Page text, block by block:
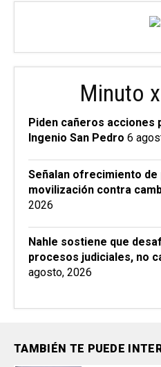
Minuto
Piden cañeros
Ingenio San Pedro 6
Señalan ofrecimiento de
movilización contra
2026
Nahle sostiene que
procesos judiciales, no
agosto, 2026
TAMBIÉN TE PUEDE